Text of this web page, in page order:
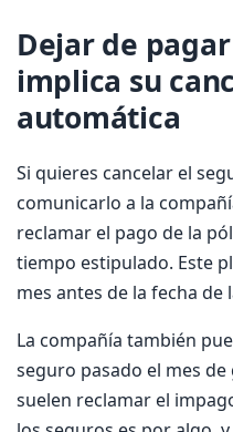
Dejar de
implica su
automática
Si quieres cancelar el
comunicarlo a la
reclamar el pago de la
tiempo estipulado. Este
mes antes de la fecha de
La compañía también
seguro pasado el mes de
suelen reclamar el